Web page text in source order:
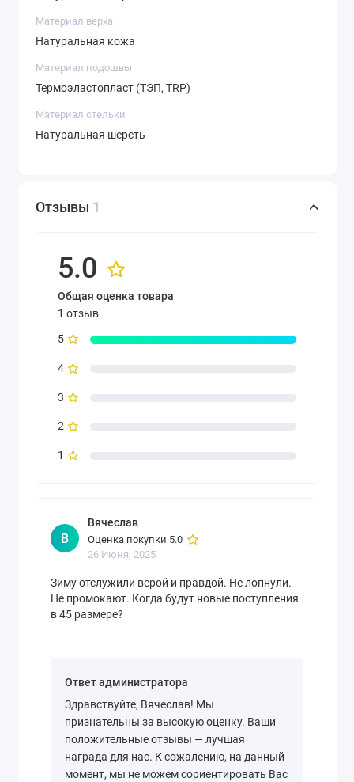
Материал верха
Натуральная кожа
Материал подошвы
Термоэластопласт (ТЭП, TRP)
Материал стельки
Натуральная шерсть
Отзывы 1
5.0
Общая оценка товара
1 отзыв
5
4
3
2
1
В
Вячеслав
Оценка покупки 5.0
26 Июня, 2025
Зиму отслужили верой и правдой. Не лопнули.
Не промокают. Когда будут новые поступления
в 45 размере?
Ответ администратора
Здравствуйте, Вячеслав! Мы
признательны за высокую оценку. Ваши
положительные отзывы — лучшая
награда для нас. К сожалению, на данный
момент, мы не можем сориентировать Вас